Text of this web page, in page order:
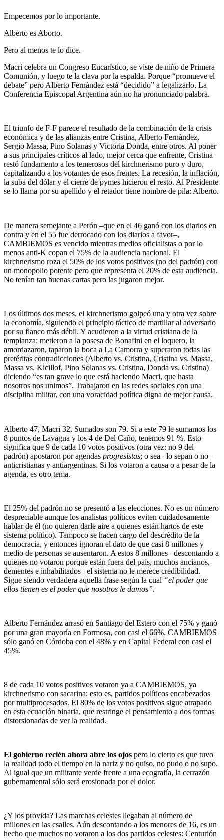
Empecemos por lo importante.
Alberto es Aborto.
Pero al menos te lo dice.
Macri celebra un Congreso Eucarístico, se viste de niño de Primera
Comunión, y luego te la clava por la espalda. Porque “promueve el
debate” pero Alberto Fernández está “decidido” a legalizarlo. La
Conferencia Episcopal Argentina aún no ha pronunciado palabra.
El triunfo de F-F parece el resultado de la combinación de la crisis
económica y de las alianzas entre Cristina, Alberto Fernández,
Sergio Massa, Pino Solanas y Victoria Donda, entre otros. Al poner
a sus principales críticos al lado, mejor cerca que enfrente, Cristina
restó fundamento a los temerosos del kirchnerismo puro y duro,
capitalizando a los votantes de esos frentes. La recesión, la inflación,
la suba del dólar y el cierre de pymes hicieron el resto. Al Presidente
se lo llama por su apellido y el retador tiene nombre de pila: Alberto.
De manera semejante a Perón –que en el 46 ganó con los diarios en
contra y en el 55 fue derrocado con los diarios a favor–,
CAMBIEMOS es vencido mientras medios oficialistas o por lo
menos anti-K copan el 75% de la audiencia nacional. El
kirchnerismo roza el 50% de los votos positivos (no del padrón) con
un monopolio potente pero que representa el 20% de esta audiencia.
No tenían tan buenas cartas pero las jugaron mejor.
Los últimos dos meses, el kirchnerismo golpeó una y otra vez sobre
la economía, siguiendo el principio táctico de martillar al adversario
por su flanco más débil. Y acudieron a la virtud cristiana de la
templanza: metieron a la posesa de Bonafini en el loquero, la
amordazaron, taparon la boca a La Camorra y superaron todas las
pretéritas contradicciones (Alberto vs. Cristina, Cristina vs. Massa,
Massa vs. Kicillof, Pino Solanas vs. Cristina, Donda vs. Cristina)
diciendo “es tan grave lo que está haciendo Macri, que hasta
nosotros nos unimos”. Trabajaron en las redes sociales con una
disciplina militar, con una voracidad política digna de mejor causa.
Alberto 47, Macri 32. Sumados son 79. Si a este 79 le sumamos los
8 puntos de Lavagna y los 4 de Del Caño, tenemos 91 %. Esto
significa que 9 de cada 10 votos positivos (otra vez: no 9 del
padrón) apostaron por agendas progresistas; o sea –lo sepan o no–
anticristianas y antiargentinas. Si los votaron a causa o a pesar de la
agenda, es otro tema.
El 25% del padrón no se presentó a las elecciones. No es un número
despreciable aunque los analistas políticos eviten cuidadosamente
hablar de él (no quieren darle aire a quienes están hartos de este
sistema político). Tampoco se hacen cargo del descrédito de la
democracia, y entonces ignoran el dato de que casi 8 millones y
medio de personas se ausentaron. A estos 8 millones –descontando a
quienes no votaron porque están fuera del país, muchos ancianos,
dementes e inhabilitados– el sistema no le merece credibilidad.
Sigue siendo verdadera aquella frase según la cual “el poder que
ellos tienen es el poder que nosotros le damos”.
Alberto Fernández arrasó en Santiago del Estero con el 75% y ganó
por una gran mayoría en Formosa, con casi el 66%. CAMBIEMOS
sólo ganó en Córdoba con el 48% y en Capital Federal con casi el
45%.
8 de cada 10 votos positivos votaron ya a CAMBIEMOS, ya
kirchnerismo con sacarina: esto es, partidos políticos encabezados
por multiprocesados. El 80% de los votos positivos sigue atrapado
en esta ecuación binaria, que restringe el pensamiento a dos formas
distorsionadas de ver la realidad.
El gobierno recién ahora abre los ojos pero lo cierto es que tuvo
la realidad todo el tiempo en la nariz y no quiso, no pudo o no supo.
Al igual que un militante verde frente a una ecografía, la cerrazón
gubernamental sólo será erosionada por el dolor.
¿Y los provida? Las marchas celestes llegaban al número de
millones en las csalles. Aún descontando a los menores de 16, es un
hecho que muchos no votaron a los dos partidos celestes: Centurión